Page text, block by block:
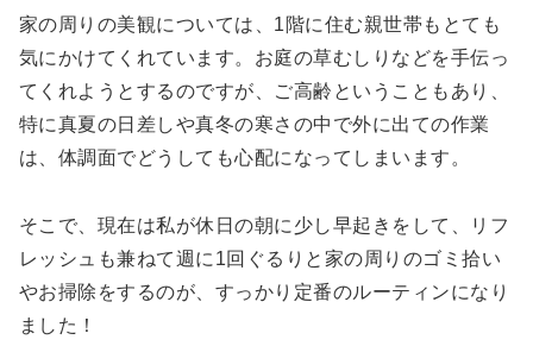
家の周りの美観については、1階に住む親世帯もとても
気にかけてくれています。お庭の草むしりなどを手伝っ
てくれようとするのですが、ご高齢ということもあり、
特に真夏の日差しや真冬の寒さの中で外に出ての作業
は、体調面でどうしても心配になってしまいます。
そこで、現在は私が休日の朝に少し早起きをして、リフ
レッシュも兼ねて週に1回ぐるりと家の周りのゴミ拾い
やお掃除をするのが、すっかり定番のルーティンになり
ました！